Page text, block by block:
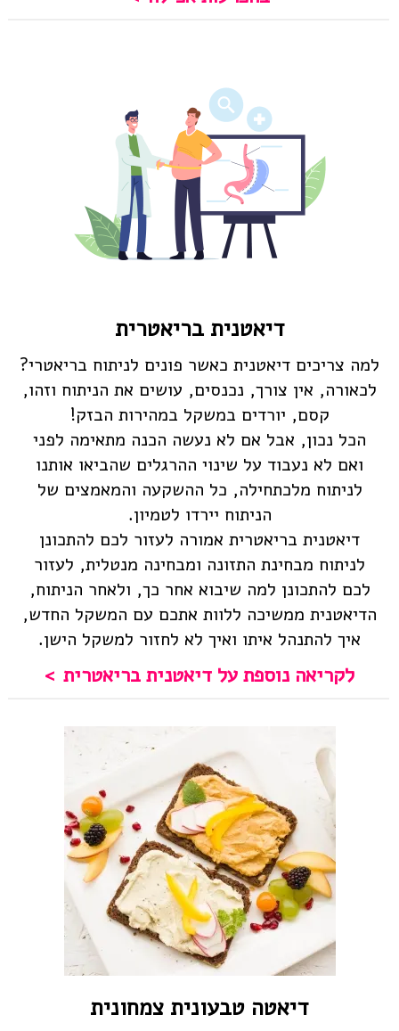
דיאטנית בריאטרית
למה צריכים דיאטנית כאשר פונים לניתוח בריאטרי?
לכאורה, אין צורך, נכנסים, עושים את הניתוח וזהו,
קסם, יורדים במשקל במהירות הבזק!
הכל נכון, אבל אם לא נעשה הכנה מתאימה לפני
ואם לא נעבוד על שינוי ההרגלים שהביאו אותנו
לניתוח מלכתחילה, כל ההשקעה והמאמצים של
הניתוח יירדו לטמיון.
דיאטנית בריאטרית אמורה לעזור לכם להתכונן
לניתוח מבחינת התזונה ומבחינה מנטלית, לעזור
לכם להתכונן למה שיבוא אחר כך, ולאחר הניתוח,
הדיאטנית ממשיכה ללוות אתכם עם המשקל החדש,
איך להתנהל איתו ואיך לא לחזור למשקל הישן.
לקריאה נוספת על דיאטנית בריאטרית
דיאטה טבעונית צמחונית